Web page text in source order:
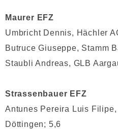
Maurer EFZ
Umbricht Dennis, Hächler
Butruce Giuseppe, Stamm
Staubli Andreas, GLB
Strassenbauer EFZ
Antunes Pereira Luis
Döttingen; 5,6